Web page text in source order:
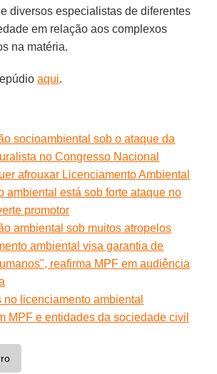
diversos especialistas de diferentes
em relação aos complexos
na matéria.
aqui.
socioambiental sob o ataque da
no Congresso Nacional
afrouxar Licenciamento Ambiental
ambiental está sob forte ataque no
promotor
ambiental sob muitos atropelos
ambiental visa garantia de
reafirma MPF em audiência
no licenciamento ambiental
MPF e entidades da sociedade civil